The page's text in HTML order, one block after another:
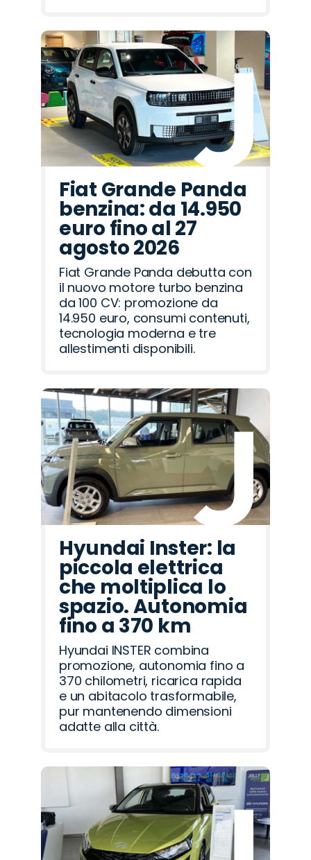
Fiat Grande Panda
benzina: da 14.950
euro fino al 27
agosto 2026
Fiat Grande Panda debutta con
il nuovo motore turbo benzina
da 100 CV: promozione da
14.950 euro, consumi contenuti,
tecnologia moderna e tre
allestimenti disponibili.
Hyundai Inster: la
piccola elettrica
che moltiplica lo
spazio. Autonomia
fino a 370 km
Hyundai INSTER combina
promozione, autonomia fino a
370 chilometri, ricarica rapida
e un abitacolo trasformabile,
pur mantenendo dimensioni
adatte alla città.